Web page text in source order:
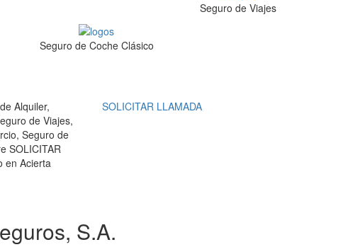
Seguro de Viajes
Seguro de Coche Clásico
Alquiler,
de Viajes,
Seguro de
SOLICITAR
en Acierta
SOLICITAR LLAMADA
S.A.